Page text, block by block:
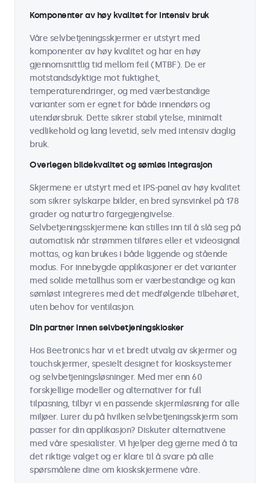
Komponenter av høy kvalitet for intensiv bruk
Våre selvbetjeningsskjermer er utstyrt med
komponenter av høy kvalitet og har en høy
gjennomsnittlig tid mellom feil (MTBF). De er
motstandsdyktige mot fuktighet,
temperaturendringer, og med værbestandige
varianter som er egnet for både innendørs og
utendørsbruk. Dette sikrer stabil ytelse, minimalt
vedlikehold og lang levetid, selv med intensiv daglig
bruk.
Overlegen bildekvalitet og sømløs integrasjon
Skjermene er utstyrt med et IPS-panel av høy kvalitet
som sikrer sylskarpe bilder, en bred synsvinkel på 178
grader og naturtro fargegjengivelse.
Selvbetjeningsskjermene kan stilles inn til å slå seg på
automatisk når strømmen tilføres eller et videosignal
mottas, og kan brukes i både liggende og stående
modus. For innebygde applikasjoner er det varianter
med solide metallhus som er værbestandige og kan
sømløst integreres med det medfølgende tilbehøret,
uten behov for ventilasjon.
Din partner innen selvbetjeningskiosker
Hos Beetronics har vi et bredt utvalg av skjermer og
touchskjermer, spesielt designet for kiosksystemer
og selvbetjeningsløsninger. Med mer enn 60
forskjellige modeller og alternativer for full
tilpasning, tilbyr vi en passende skjermløsning for alle
miljøer. Lurer du på hvilken selvbetjeningsskjerm som
passer for din applikasjon? Diskuter alternativene
med våre spesialister. Vi hjelper deg gjerne med å ta
det riktige valget og er klare til å svare på alle
spørsmålene dine om kioskskjermene våre.